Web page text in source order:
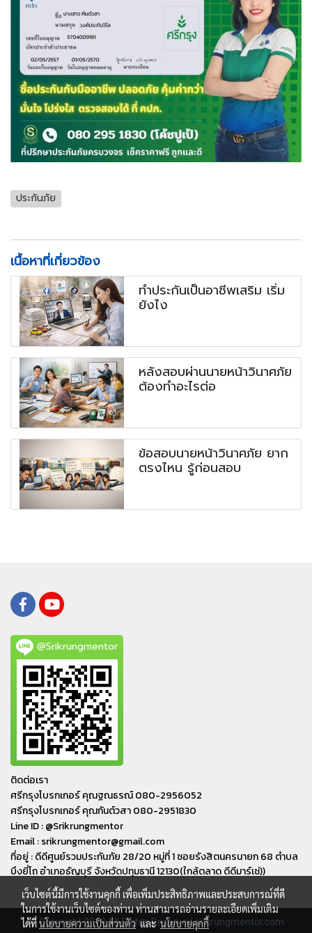
ประกันภัย
เนื้อหาที่เกี่ยวข้อง
ทำประกันเป็นอาชีพเสริม เริ่ม
ยังไง
หลังสอบผ่านนายหน้าวินาศภัย
ต้องทำอะไรต่อ
ข้อสอบนายหน้าวินาศภัย ยาก
ตรงไหน รู้ก่อนสอบ
@Srikrungmentor
ติดต่อเรา
ศรีกรุงโบรกเกอร์ คุณฐณธรณ์ 080-2956052
ศรีกรุงโบรกเกอร์ คุณกันต์วสา 080-2951830
Line ID : @Srikrungmentor
Email : srikrungmentor@gmail.com
ที่อยู่ : ดีดีศูนย์รวมประกันภัย 28/20 หมู่ที่ 1 ซอยรังสิตนครนายก 68 ตำบล
บึงยี่โถ อำเภอ​ธัญบุรี​ จังหวัดปทุมธานี​ 12130(ใกล้ตลาด ดีดีมาร์เช่))
© Copyright 2019 All Rights Reserved srikrungmentor.com
เว็บไซต์นี้มีการใช้งานคุกกี้ เพื่อเพิ่มประสิทธิภาพและประสบการณ์ที่ดี
ในการใช้งานเว็บไซต์ของท่าน ท่านสามารถอ่านรายละเอียดเพิ่มเติม
ได้ที่นโยบายความเป็นส่วนตัวและนโยบายคุกกี้